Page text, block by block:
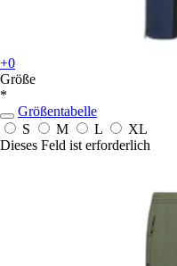
+0
Größe
*
Größentabelle
S
M L
XL
Dieses Feld ist erforderlich